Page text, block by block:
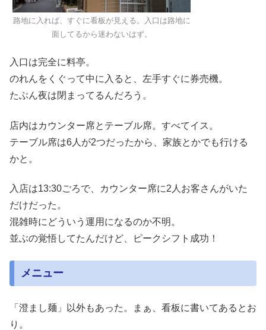
路地に入れば、すぐに看板が見える。入口は路地に
面してるから迷わないはず。
入口は完全に料亭。
のれんをくぐって中に入ると、左手すぐに券売機。
たぶん夜は閉まってるんだろう。
店内はカウンター席とテーブル席。すべてイス。
テーブル席は6人が2つだったから、家族とかでも行ける
かと。
入店は13:30ごろで、カウンター席に2人お客さんがいた
だけだった。
混雑時にどういう運用になるのか不明。
並ぶの覚悟してたんだけど、ピークシフト成功！
メニュー
「澄まし麺」以外もあった。まぁ、看板に書いてあるとお
り。